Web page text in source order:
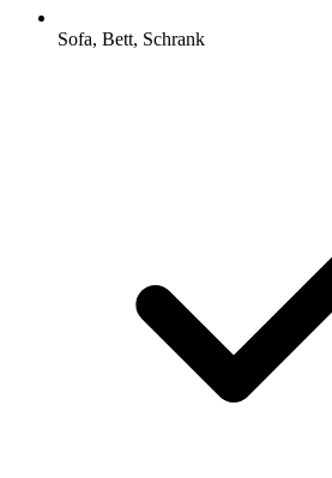
Sofa, Bett, Schrank